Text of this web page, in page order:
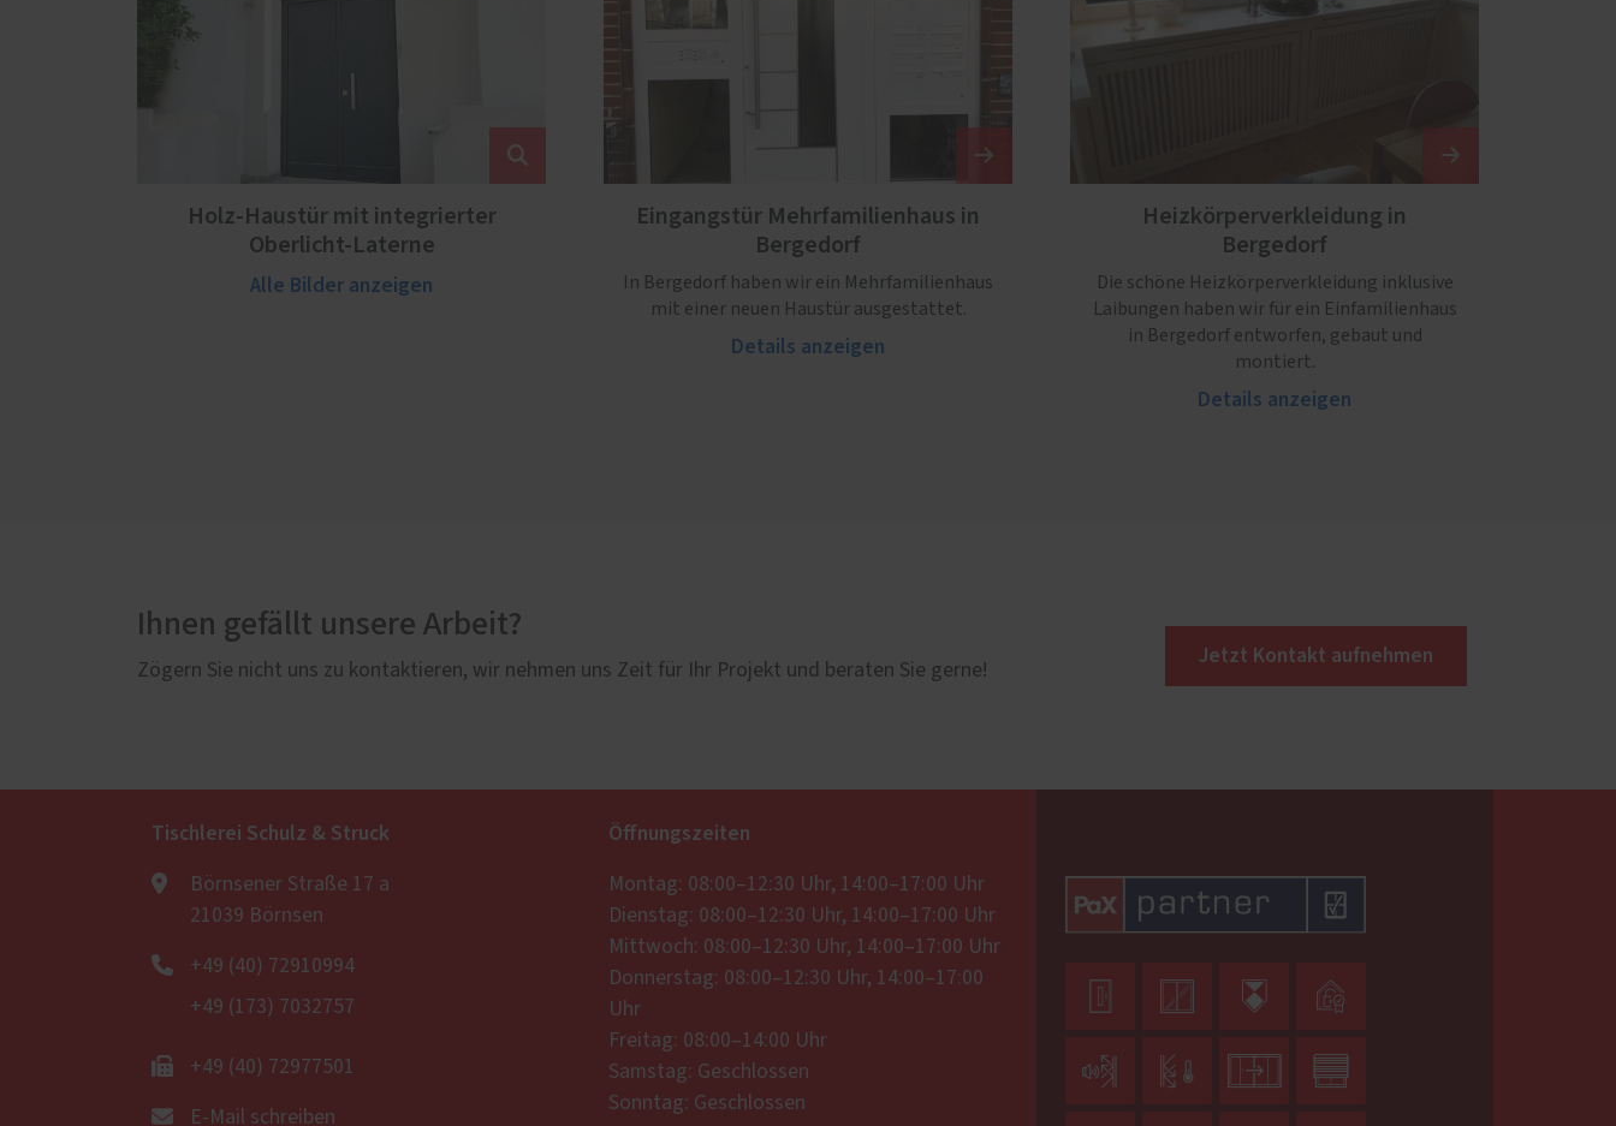
Holz-Haustür mit integrierter
Oberlicht-Laterne
Alle Bilder anzeigen
Eingangstür Mehrfamilienhaus in
Bergedorf
In Bergedorf haben wir ein Mehrfamilienhaus
mit einer neuen Haustür ausgestattet.
Details anzeigen
Heizkörperverkleidung in
Bergedorf
Die schöne Heizkörperverkleidung inklusive
Laibungen haben wir für ein Einfamilienhaus
in Bergedorf entworfen, gebaut und
montiert.
Details anzeigen
Ihnen gefällt unsere Arbeit?
Zögern Sie nicht uns zu kontaktieren, wir nehmen uns Zeit für Ihr Projekt und beraten Sie gerne!
Jetzt Kontakt aufnehmen
Tischlerei Schulz & Struck
Börnsener Straße 17 a
21039 Börnsen
+49 (40) 72910994
+49 (173) 7032757
+49 (40) 72977501
E-Mail schreiben
Öffnungszeiten
Montag: 08:00–12:30 Uhr, 14:00–17:00 Uhr
Dienstag: 08:00–12:30 Uhr, 14:00–17:00 Uhr
Mittwoch: 08:00–12:30 Uhr, 14:00–17:00 Uhr
Donnerstag: 08:00–12:30 Uhr, 14:00–17:00
Uhr
Freitag: 08:00–14:00 Uhr
Samstag: Geschlossen
Sonntag: Geschlossen
   
   